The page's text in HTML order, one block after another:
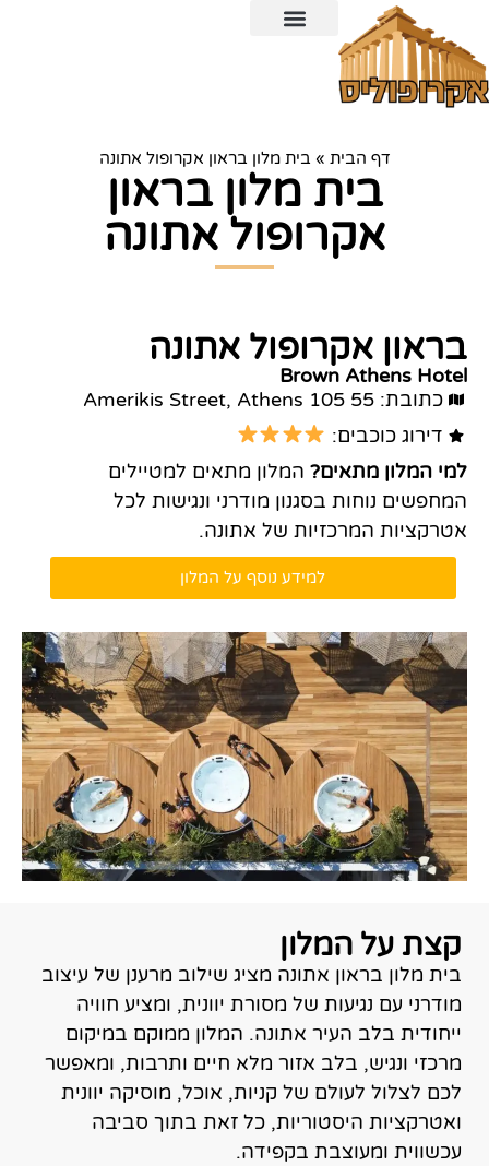
דף הבית » בית מלון בראון אקרופול אתונה
בית מלון בראון
אקרופול אתונה
בראון אקרופול אתונה
Brown Athens Hotel
כתובת: Amerikis Street, Athens 105 55
דירוג כוכבים:
למי המלון מתאים? המלון מתאים למטיילים
המחפשים נוחות בסגנון מודרני ונגישות לכל
אטרקציות המרכזיות של אתונה.
למידע נוסף על המלון
קצת על המלון
בית מלון בראון אתונה מציג שילוב מרענן של עיצוב
מודרני עם נגיעות של מסורת יוונית, ומציע חוויה
ייחודית בלב העיר אתונה. המלון ממוקם במיקום
מרכזי ונגיש, בלב אזור מלא חיים ותרבות, ומאפשר
לכם לצלול לעולם של קניות, אוכל, מוסיקה יוונית
ואטרקציות היסטוריות, כל זאת בתוך סביבה
עכשווית ומעוצבת בקפידה.